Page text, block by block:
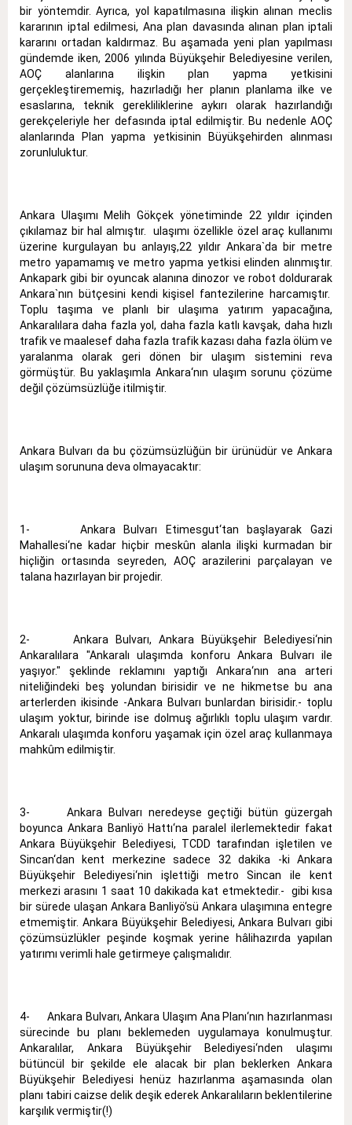
bir yöntemdir. Ayrıca, yol kapatılmasına ilişkin alınan meclis
kararının iptal edilmesi, Ana plan davasında alınan plan iptali
kararını ortadan kaldırmaz. Bu aşamada yeni plan yapılması
gündemde iken, 2006 yılında Büyükşehir Belediyesine verilen,
AOÇ alanlarına ilişkin plan yapma yetkisini
gerçekleştirememiş, hazırladığı her planın planlama ilke ve
esaslarına, teknik gerekliliklerine aykırı olarak hazırlandığı
gerekçeleriyle her defasında iptal edilmiştir. Bu nedenle AOÇ
alanlarında Plan yapma yetkisinin Büyükşehirden alınması
zorunluluktur.
Ankara Ulaşımı Melih Gökçek yönetiminde 22 yıldır içinden
çıkılamaz bir hal almıştır. ulaşımı özellikle özel araç kullanımı
üzerine kurgulayan bu anlayış,22 yıldır Ankara`da bir metre
metro yapamamış ve metro yapma yetkisi elinden alınmıştır.
Ankapark gibi bir oyuncak alanına dinozor ve robot doldurarak
Ankara`nın bütçesini kendi kişisel fantezilerine harcamıştır.
Toplu taşıma ve planlı bir ulaşıma yatırım yapacağına,
Ankaralılara daha fazla yol, daha fazla katlı kavşak, daha hızlı
trafik ve maalesef daha fazla trafik kazası daha fazla ölüm ve
yaralanma olarak geri dönen bir ulaşım sistemini reva
görmüştür. Bu yaklaşımla Ankara‘nın ulaşım sorunu çözüme
değil çözümsüzlüğe itilmiştir.
Ankara Bulvarı da bu çözümsüzlüğün bir ürünüdür ve Ankara
ulaşım sorununa deva olmayacaktır:
1- Ankara Bulvarı Etimesgut‘tan başlayarak Gazi
Mahallesi‘ne kadar hiçbir meskûn alanla ilişki kurmadan bir
hiçliğin ortasında seyreden, AOÇ arazilerini parçalayan ve
talana hazırlayan bir projedir.
2- Ankara Bulvarı, Ankara Büyükşehir Belediyesi‘nin
Ankaralılara "Ankaralı ulaşımda konforu Ankara Bulvarı ile
yaşıyor." şeklinde reklamını yaptığı Ankara‘nın ana arteri
niteliğindeki beş yolundan birisidir ve ne hikmetse bu ana
arterlerden ikisinde -Ankara Bulvarı bunlardan birisidir.- toplu
ulaşım yoktur, birinde ise dolmuş ağırlıklı toplu ulaşım vardır.
Ankaralı ulaşımda konforu yaşamak için özel araç kullanmaya
mahkûm edilmiştir.
3- Ankara Bulvarı neredeyse geçtiği bütün güzergah
boyunca Ankara Banliyö Hattı‘na paralel ilerlemektedir fakat
Ankara Büyükşehir Belediyesi, TCDD tarafından işletilen ve
Sincan‘dan kent merkezine sadece 32 dakika -ki Ankara
Büyükşehir Belediyesi‘nin işlettiği metro Sincan ile kent
merkezi arasını 1 saat 10 dakikada kat etmektedir.- gibi kısa
bir sürede ulaşan Ankara Banliyö‘sü Ankara ulaşımına entegre
etmemiştir. Ankara Büyükşehir Belediyesi, Ankara Bulvarı gibi
çözümsüzlükler peşinde koşmak yerine hâlihazırda yapılan
yatırımı verimli hale getirmeye çalışmalıdır.
4- Ankara Bulvarı, Ankara Ulaşım Ana Planı‘nın hazırlanması
sürecinde bu planı beklemeden uygulamaya konulmuştur.
Ankaralılar, Ankara Büyükşehir Belediyesi‘nden ulaşımı
bütüncül bir şekilde ele alacak bir plan beklerken Ankara
Büyükşehir Belediyesi henüz hazırlanma aşamasında olan
planı tabiri caizse delik deşik ederek Ankaralıların beklentilerine
karşılık vermiştir(!)